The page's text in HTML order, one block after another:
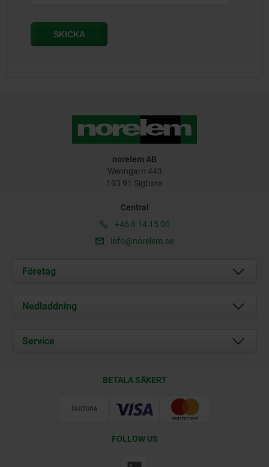
norelem AB
Wenngarn 443
193 91 Sigtuna
Central
+46 8 14 15 00
info@norelem.se
Företag
Om oss
Kontakt
Nedladdning
Documents
Service
BETALA SÄKERT
FOLLOW US